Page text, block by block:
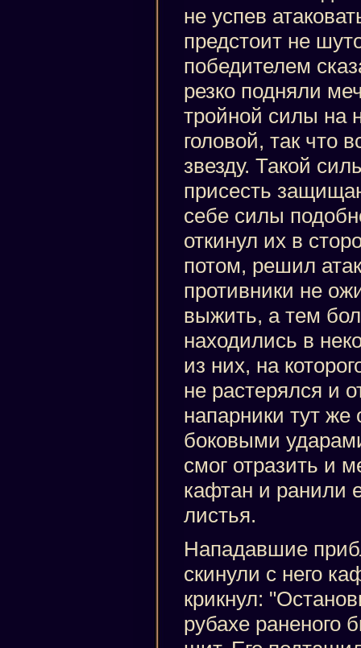
не успев
предстоит не
победителем
резко подняли
тройной силы на
головой, так что
звезду. Такой
присесть
себе силы
откинул их в
потом, решил
противники не
выжить, а тем
находились в
из них, на
не растерялся и
напарники тут же
боковыми
смог отразить и
кафтан и ранили
листья.
Нападавшие
скинули с него
крикнул:
рубахе раненого